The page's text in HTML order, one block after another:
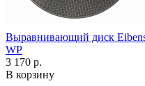
Выравнивающий диск
WP
3 170 р.
В корзину